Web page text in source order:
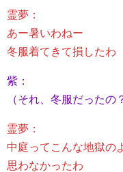
霊夢：
あー暑いわねー
冬服着てきて損したわ
紫：
（それ、冬服だったの
霊夢：
中庭ってこんな地獄の
思わなかったわ